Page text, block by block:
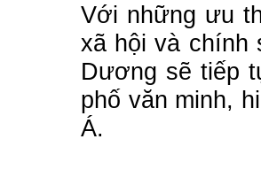
Với những ưu
xã hội và chính
Dương sẽ tiếp
phố văn minh,
Á.